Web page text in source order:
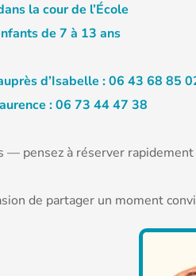
la cour de l’École
de 7 à 13 ans
d’Isabelle : 06 43 68 85
: 06 73 44 47 38
— pensez à réserver rapidement
de partager un moment